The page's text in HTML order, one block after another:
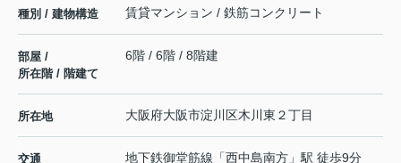
種別 / 建物構造 賃貸マンション / 鉄筋コンクリート
部屋 /
所在階 / 階建て
6階 / 6階 / 8階建
所在地 大阪府大阪市淀川区木川東 ２丁目
交通 地下鉄御堂筋線 「西中島南方 」駅 徒歩9分